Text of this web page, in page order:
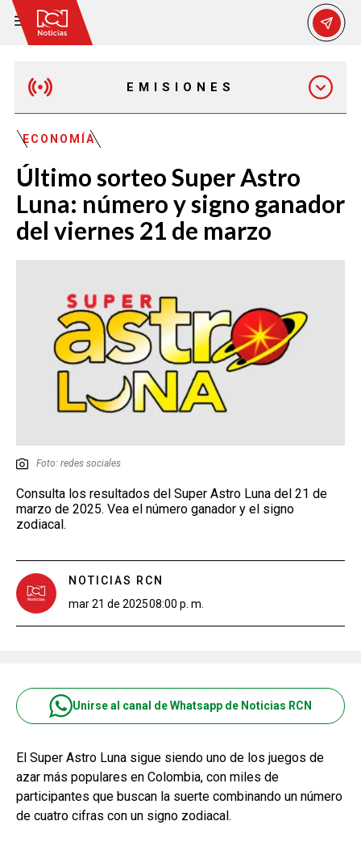
EMISIONES
EMISIÓN 12:30 PM
EMISIÓN 7:00 PM
EMISIÓN 11:30 PM
ECONOMÍA
Último sorteo Super Astro
Luna: número y signo ganador
del viernes 21 de marzo
Foto: redes sociales
Consulta los resultados del Super Astro Luna del 21 de
marzo de 2025. Vea el número ganador y el signo
zodiacal.
NOTICIAS RCN
mar 21 de 202508:00 p. m.
Unirse al canal de Whatsapp de Noticias RCN
El Super Astro Luna sigue siendo uno de los juegos de
azar más populares en Colombia, con miles de
participantes que buscan la suerte combinando un número
de cuatro cifras con un signo zodiacal.